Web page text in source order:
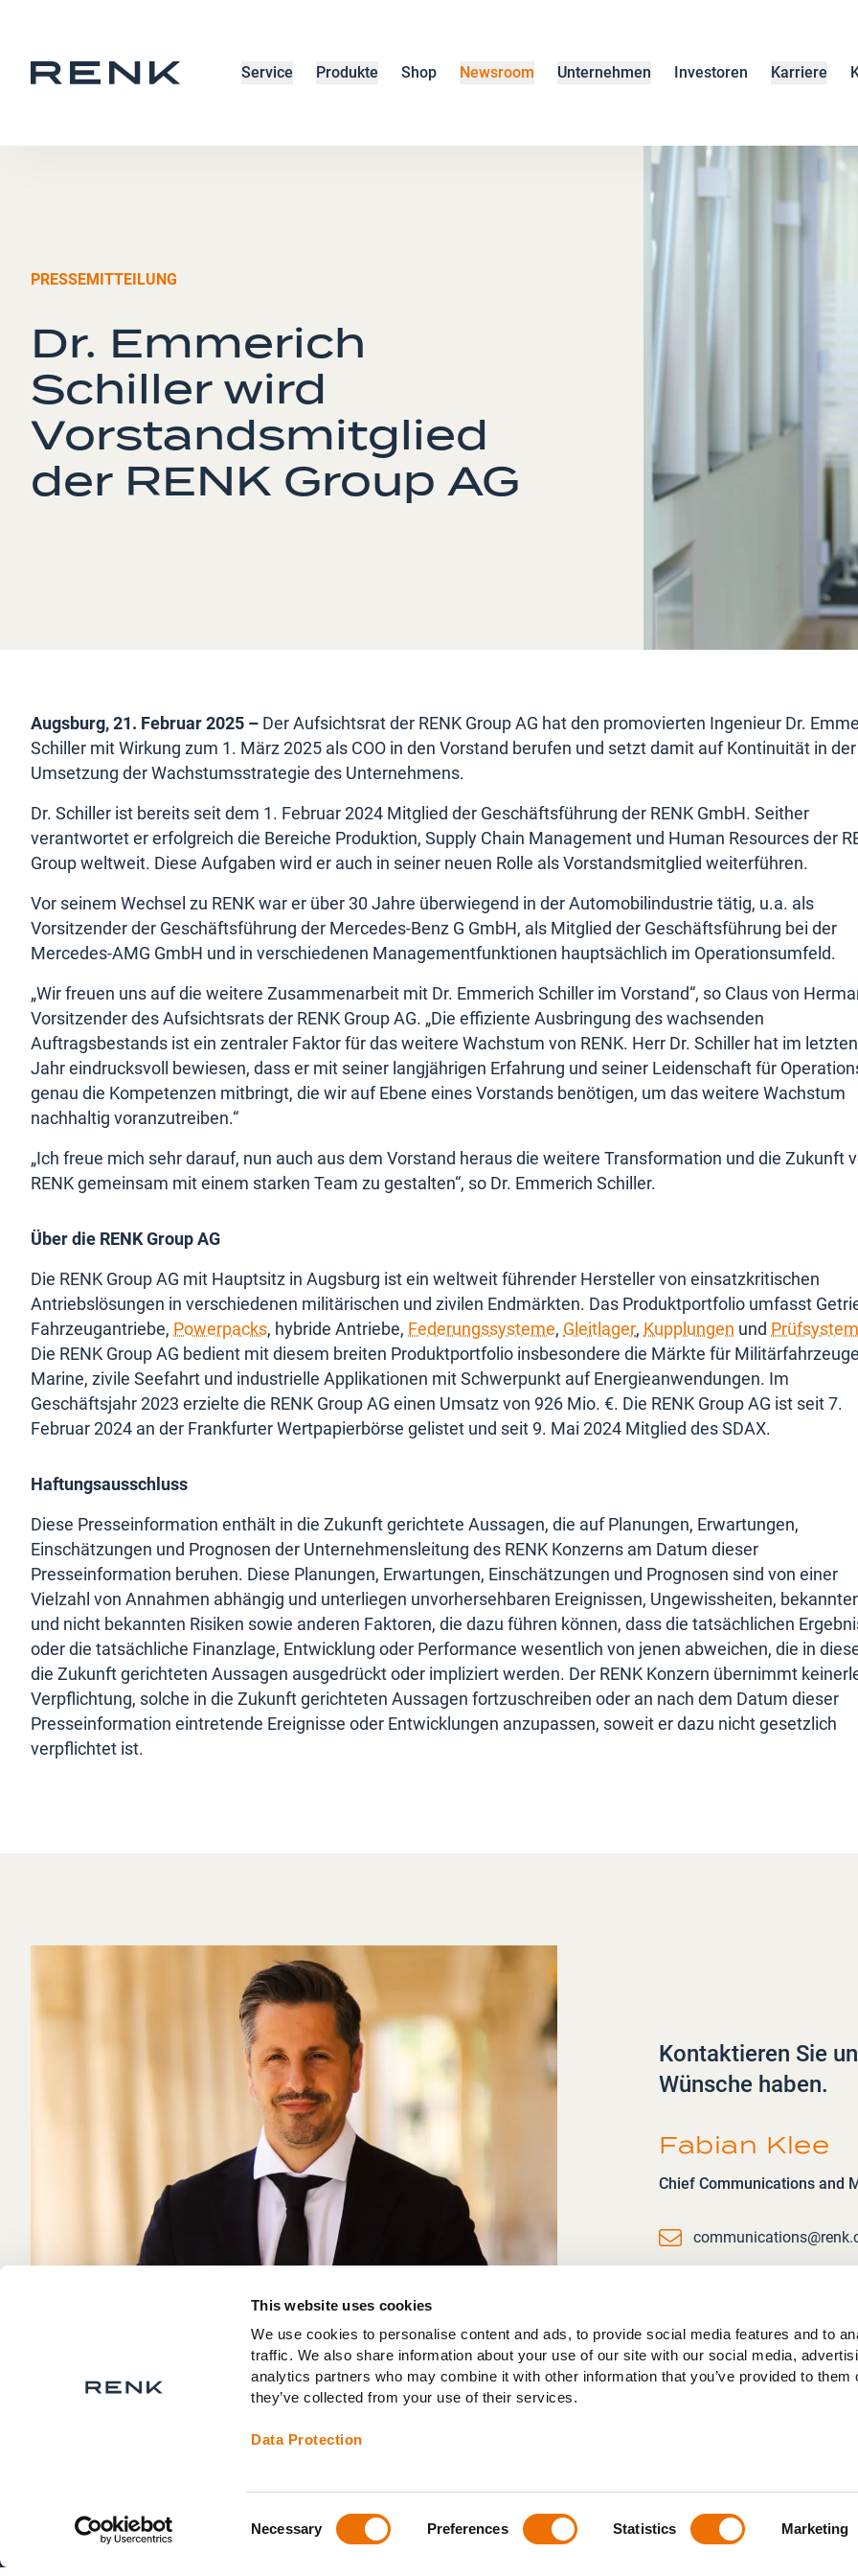
This website uses cookies
We use cookies to personalise content and ads, to provide social media features and to
traffic. We also share information about your use of our site with our social media,
analytics partners who may combine it with other information that you’ve provided to them
they’ve collected from your use of their services.
Data Protection
Necessary Preferences Statistics Marketing
Service Produkte Shop Newsroom Unternehmen Investoren Karriere
PRESSEMITTEILUNG
Dr. Emmerich
Schiller wird
Vorstandsmitglied
der RENK Group AG
Augsburg, 21. Februar 2025 – Der Aufsichtsrat der RENK Group AG hat den promovierten Ingenieur Dr.
Schiller mit Wirkung zum 1. März 2025 als COO in den Vorstand berufen und setzt damit auf Kontinuität in der
Umsetzung der Wachstumsstrategie des Unternehmens.
Dr. Schiller ist bereits seit dem 1. Februar 2024 Mitglied der Geschäftsführung der RENK GmbH. Seither
verantwortet er erfolgreich die Bereiche Produktion, Supply Chain Management und Human Resources der
Group weltweit. Diese Aufgaben wird er auch in seiner neuen Rolle als Vorstandsmitglied weiterführen.
Vor seinem Wechsel zu RENK war er über 30 Jahre überwiegend in der Automobilindustrie tätig, u.a. als
Vorsitzender der Geschäftsführung der Mercedes-Benz G GmbH, als Mitglied der Geschäftsführung bei der
Mercedes-AMG GmbH und in verschiedenen Managementfunktionen hauptsächlich im Operationsumfeld.
„Wir freuen uns auf die weitere Zusammenarbeit mit Dr. Emmerich Schiller im Vorstand“, so Claus von
Vorsitzender des Aufsichtsrats der RENK Group AG. „Die effiziente Ausbringung des wachsenden
Auftragsbestands ist ein zentraler Faktor für das weitere Wachstum von RENK. Herr Dr. Schiller hat im letzten
Jahr eindrucksvoll bewiesen, dass er mit seiner langjährigen Erfahrung und seiner Leidenschaft für
genau die Kompetenzen mitbringt, die wir auf Ebene eines Vorstands benötigen, um das weitere Wachstum
nachhaltig voranzutreiben.“
„Ich freue mich sehr darauf, nun auch aus dem Vorstand heraus die weitere Transformation und die Zukunft
RENK gemeinsam mit einem starken Team zu gestalten“, so Dr. Emmerich Schiller.
Über die RENK Group AG
Die RENK Group AG mit Hauptsitz in Augsburg ist ein weltweit führender Hersteller von einsatzkritischen
Antriebslösungen in verschiedenen militärischen und zivilen Endmärkten. Das Produktportfolio umfasst
Fahrzeugantriebe, Powerpacks, hybride Antriebe, Federungssysteme, Gleitlager, Kupplungen und
Die RENK Group AG bedient mit diesem breiten Produktportfolio insbesondere die Märkte für
Marine, zivile Seefahrt und industrielle Applikationen mit Schwerpunkt auf Energieanwendungen. Im
Geschäftsjahr 2023 erzielte die RENK Group AG einen Umsatz von 926 Mio. €. Die RENK Group AG ist seit 7.
Februar 2024 an der Frankfurter Wertpapierbörse gelistet und seit 9. Mai 2024 Mitglied des SDAX.
Haftungsausschluss
Diese Presseinformation enthält in die Zukunft gerichtete Aussagen, die auf Planungen, Erwartungen,
Einschätzungen und Prognosen der Unternehmensleitung des RENK Konzerns am Datum dieser
Presseinformation beruhen. Diese Planungen, Erwartungen, Einschätzungen und Prognosen sind von einer
Vielzahl von Annahmen abhängig und unterliegen unvorhersehbaren Ereignissen, Ungewissheiten,
und nicht bekannten Risiken sowie anderen Faktoren, die dazu führen können, dass die tatsächlichen
oder die tatsächliche Finanzlage, Entwicklung oder Performance wesentlich von jenen abweichen, die in
die Zukunft gerichteten Aussagen ausgedrückt oder impliziert werden. Der RENK Konzern übernimmt
Verpflichtung, solche in die Zukunft gerichteten Aussagen fortzuschreiben oder an nach dem Datum dieser
Presseinformation eintretende Ereignisse oder Entwicklungen anzupassen, soweit er dazu nicht gesetzlich
verpflichtet ist.
Kontaktieren Sie
Wünsche haben.
Fabian Klee
Chief Communications and
Email